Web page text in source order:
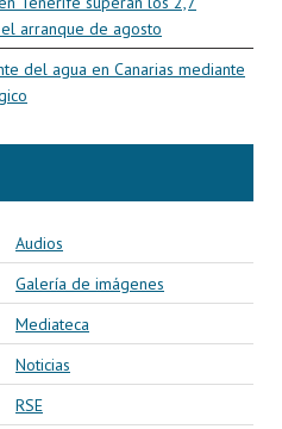
arranque de agosto
del agua en Canarias mediante
Audios
Galería de imágenes
Mediateca
Noticias
RSE